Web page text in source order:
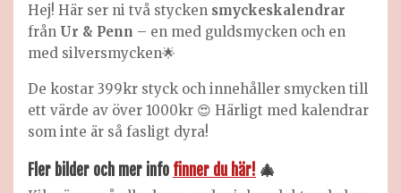
Hej! Här ser ni två stycken smyckeskalendrar
från Ur & Penn – en med guldsmycken och en
med silversmycken🌟
De kostar 399kr styck och innehåller smycken till
ett värde av över 1000kr 😍 Härligt med kalendrar
som inte är så fasligt dyra!
Fler bilder och mer info finner du här! 🎄